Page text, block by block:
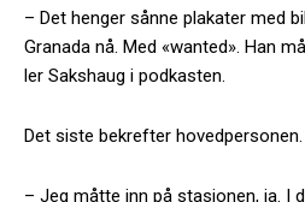
– Det henger sånne plakater med
Granada nå. Med «wanted». Han
ler Sakshaug i podkasten.
Det siste bekrefter hovedpersonen.
– Jeg måtte inn på stasjonen, ja. I